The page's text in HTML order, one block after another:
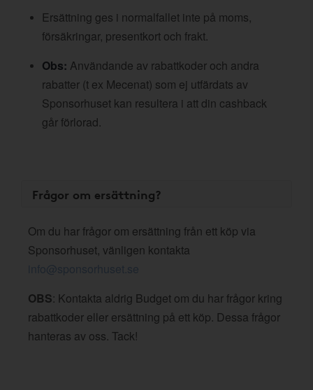
Ersättning ges i normalfallet inte på moms,
försäkringar, presentkort och frakt.
Obs: Användande av rabattkoder och andra
rabatter (t ex Mecenat) som ej utfärdats av
Sponsorhuset kan resultera i att din cashback
går förlorad.
Frågor om ersättning?
Om du har frågor om ersättning från ett köp via
Sponsorhuset, vänligen kontakta
info@sponsorhuset.se
OBS: Kontakta aldrig Budget om du har frågor kring
rabattkoder eller ersättning på ett köp. Dessa frågor
hanteras av oss. Tack!